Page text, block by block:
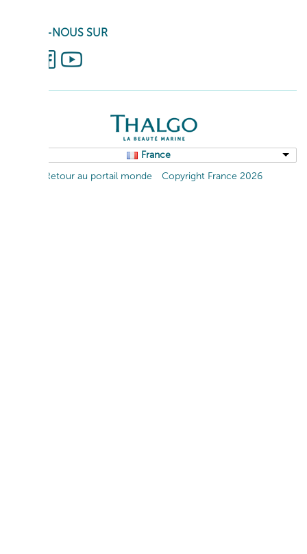
SUIVEZ-NOUS SUR
France
Retour au portail monde
Copyright France 2026